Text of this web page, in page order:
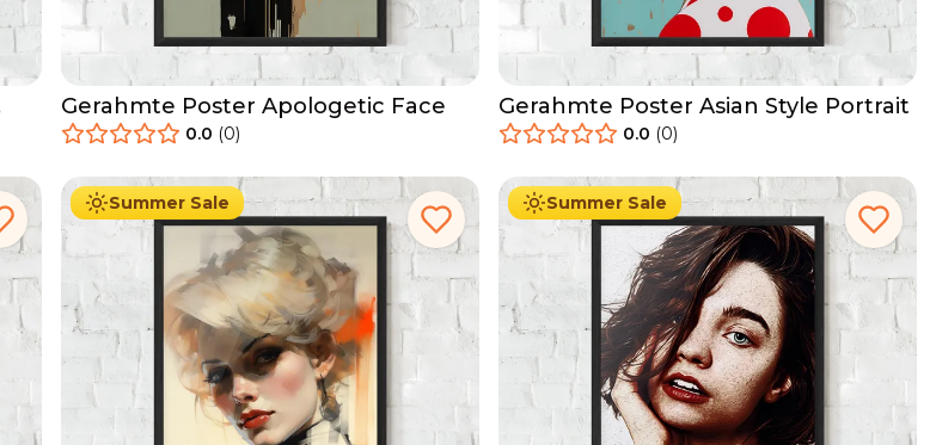
Gerahmte Poster Apologetic Face
0.0 (0)
Gerahmte Poster Asian Style Portrait
0.0 (0)
Summer Sale
Ab 49.90 € 29.90
Summer Sale
Ab 49.90 € 29.90